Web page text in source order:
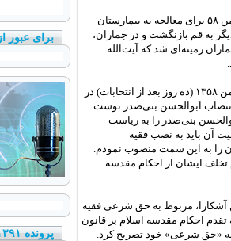
آیت‌الله خمینی در اول بهمن ۵۸ در قم سکته کرده بود و او را در روز دوم بهمن ۵۸ برای معالجه به بیمارستان
به قم بازنگشت و در جماران،
زمینه‌ای شد که آیت‌الله
مراسم تنفیذ و انتصاب برای اولین دوره رئیس‌جمهوری در غروب روز ۱۵ بهمن ۱۳۵۸ (ده روز بعد از انتخابات) در
ابوالحسن بنی‌صدر نوشت:
بنی‌صدر را به ریاست
آن باید به نصب فقیه
را به این سمت منصوب نمودم.
ایشان از احکام مقدسه
آشکارا، مربوط به حق شرعی فقیه
احکام مقدسه اسلام بر قانون
به «حق شرعی» خود تصریح کرد.
برای عبور
پرونده ۱۳۹۱ / چشم‌انداز ۱۳۹۲